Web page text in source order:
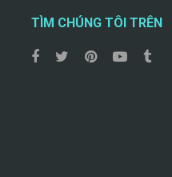
TÌM CHÚNG TÔI TRÊN